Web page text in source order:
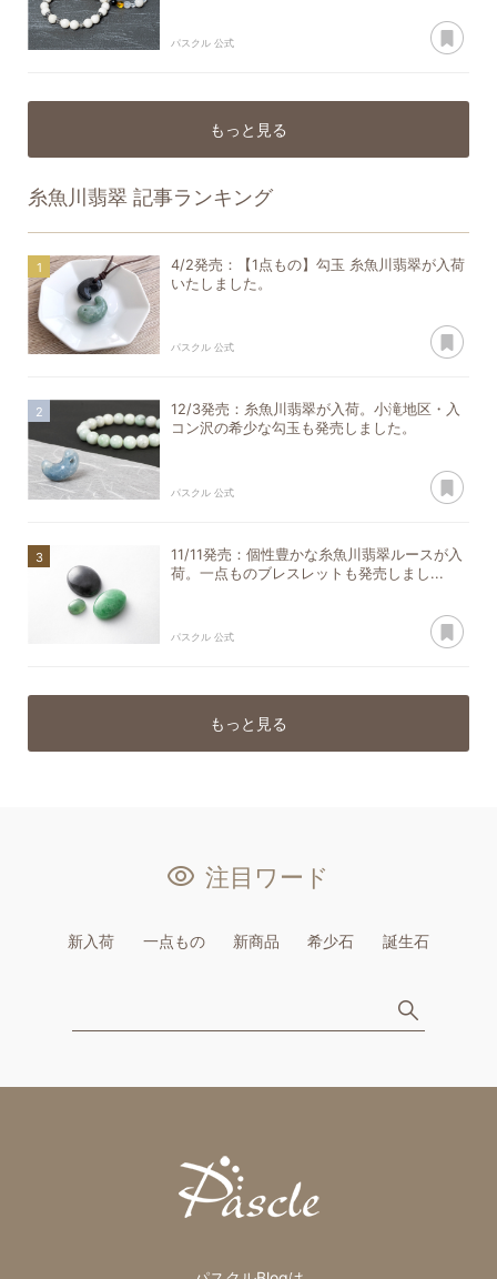
パスクル 公式
もっと見る
糸魚川翡翠 記事ランキング
4/2発売：【1点もの】勾玉 糸魚川翡翠が入荷
いたしました。
パスクル 公式
12/3発売：糸魚川翡翠が入荷。小滝地区・入
コン沢の希少な勾玉も発売しました。
パスクル 公式
11/11発売：個性豊かな糸魚川翡翠ルースが入
荷。一点ものブレスレットも発売しまし...
パスクル 公式
もっと見る
注目ワード
新入荷 一点もの 新商品 希少石 誕生石